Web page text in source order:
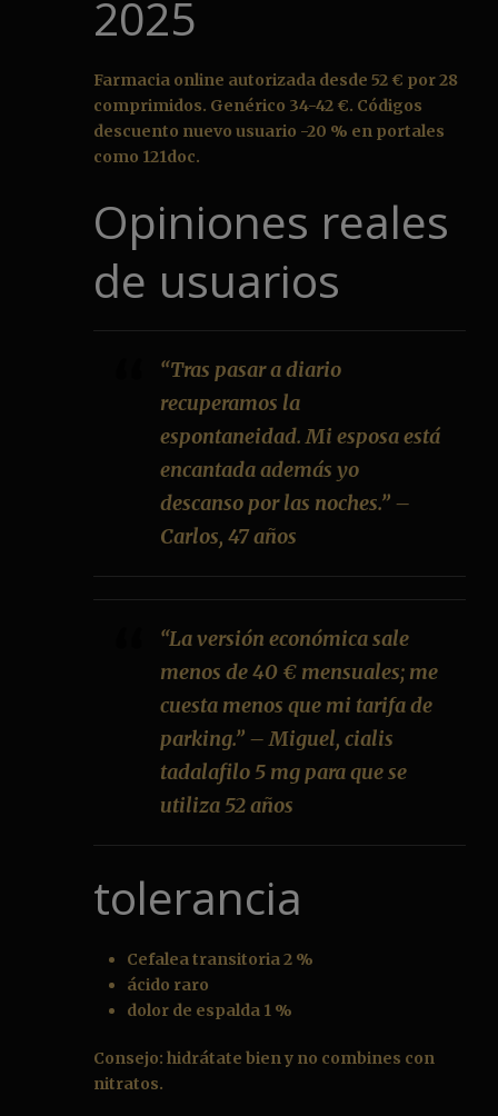
2025
Farmacia online autorizada desde 52 € por 28
comprimidos. Genérico 34-42 €. Códigos
descuento nuevo usuario -20 % en portales
como 121doc.
Opiniones reales
de usuarios
“Tras pasar a diario
recuperamos la
espontaneidad. Mi esposa está
encantada además yo
descanso por las noches.” –
Carlos, 47 años
“La versión económica sale
menos de 40 € mensuales; me
cuesta menos que mi tarifa de
parking.” – Miguel, cialis
tadalafilo 5 mg para que se
utiliza 52 años
tolerancia
Cefalea transitoria 2 %
ácido raro
dolor de espalda 1 %
Consejo: hidrátate bien y no combines con
nitratos.